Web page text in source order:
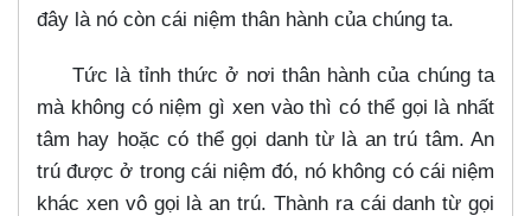
đây là nó còn cái niệm thân hành của chúng ta.
Tức là tỉnh thức ở nơi thân hành của chúng ta
mà không có niệm gì xen vào thì có thể gọi là nhất
tâm hay hoặc có thể gọi danh từ là an trú tâm. An
trú được ở trong cái niệm đó, nó không có cái niệm
khác xen vô gọi là an trú. Thành ra cái danh từ gọi